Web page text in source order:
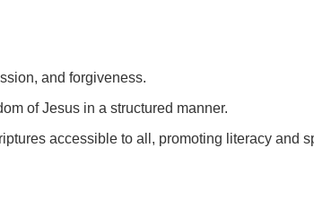
and forgiveness.
of Jesus in a structured manner.
accessible to all, promoting literacy and